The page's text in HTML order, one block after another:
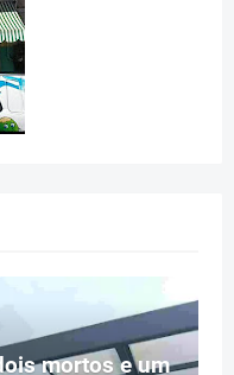
mortos e um